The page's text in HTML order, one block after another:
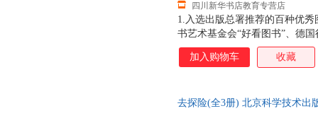
1.入选出版总署推荐的百种优
书艺术基金会“好看图书”、德
学院“年轻作家”奖、德国儿童
会青少年非虚构图书奖、奥地
业旅行家小鹏、地理公社创始
四川新华书店教育专营店
加入购物车 收藏
去探险(全3册) 北京科学技术出